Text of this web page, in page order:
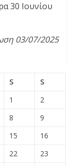
30 Ιουνίου
03/07/2025
S
S
1
2
8
9
15
16
22
23